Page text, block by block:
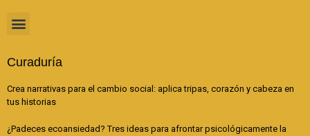
Curaduría
Crea narrativas para el cambio social: aplica tripas, corazón y cabeza en
tus historias
¿Padeces ecoansiedad? Tres ideas para afrontar psicológicamente la